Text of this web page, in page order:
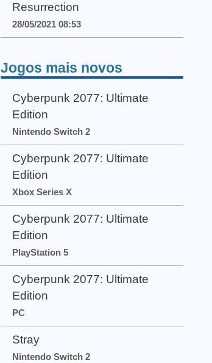
Resurrection
28/05/2021 08:53
Jogos mais novos
Cyberpunk 2077: Ultimate
Edition
Nintendo Switch 2
Cyberpunk 2077: Ultimate
Edition
Xbox Series X
Cyberpunk 2077: Ultimate
Edition
PlayStation 5
Cyberpunk 2077: Ultimate
Edition
PC
Stray
Nintendo Switch 2